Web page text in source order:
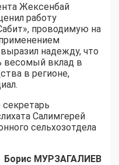
Жексенбай
работу
проводимую на
надежду, что
весомый вклад в
в регионе,
секретарь
Салимгерей
сельхозотдела
Борис МУРЗАГАЛИЕВ